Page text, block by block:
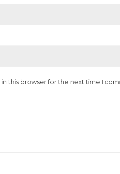
this browser for the next time I